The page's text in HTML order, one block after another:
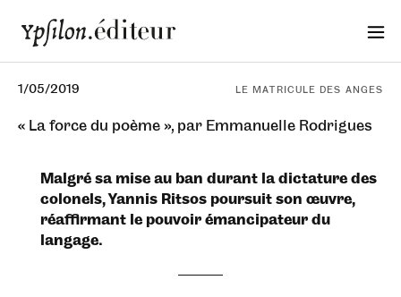
1/05/2019
« La force du poème », par Emmanuelle Rodrigues
LE MATRICULE DES ANGES
Malgré sa mise au ban durant la dictature des
colonels, Yannis Ritsos poursuit son œuvre,
réaffirmant le pouvoir émancipateur du
langage.